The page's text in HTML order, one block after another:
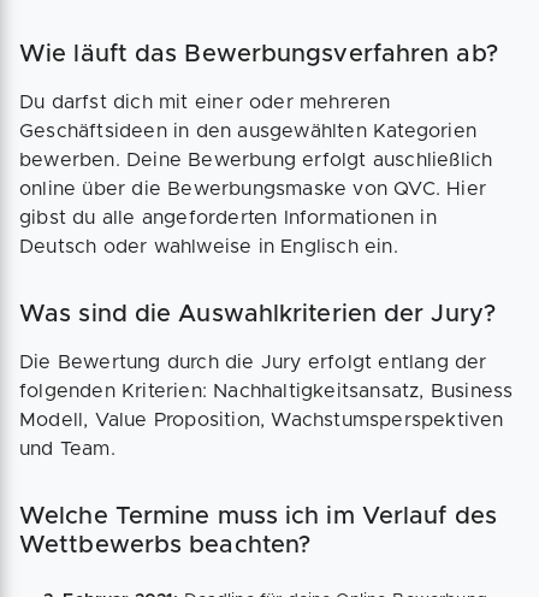
Wie läuft das Bewerbungsverfahren ab?
Du darfst dich mit einer oder mehreren
Geschäftsideen in den ausgewählten Kategorien
bewerben. Deine Bewerbung erfolgt auschließlich
online über die Bewerbungsmaske von QVC. Hier
gibst du alle angeforderten Informationen in
Deutsch oder wahlweise in Englisch ein.
Was sind die Auswahlkriterien der Jury?
Die Bewertung durch die Jury erfolgt entlang der
folgenden Kriterien: Nachhaltigkeitsansatz, Business
Modell, Value Proposition, Wachstumsperspektiven
und Team.
Welche Termine muss ich im Verlauf des
Wettbewerbs beachten?